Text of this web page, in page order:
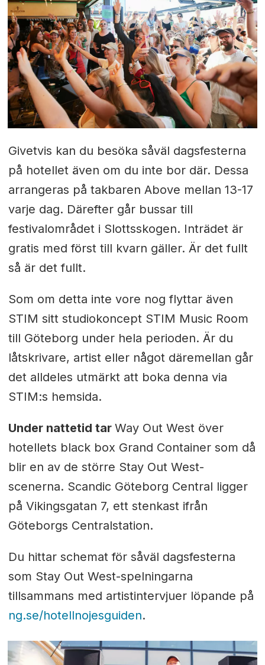
Givetvis kan du besöka såväl dagsfesterna
på hotellet även om du inte bor där. Dessa
arrangeras på takbaren Above mellan 13-17
varje dag. Därefter går bussar till
festivalområdet i Slottsskogen. Inträdet är
gratis med först till kvarn gäller. Är det fullt
så är det fullt.
Som om detta inte vore nog flyttar även
STIM sitt studiokoncept STIM Music Room
till Göteborg under hela perioden. Är du
låtskrivare, artist eller något däremellan går
det alldeles utmärkt att boka denna via
STIM:s hemsida.
Under nattetid tar Way Out West över
hotellets black box Grand Container som då
blir en av de större Stay Out West-
scenerna. Scandic Göteborg Central ligger
på Vikingsgatan 7, ett stenkast ifrån
Göteborgs Centralstation.
Du hittar schemat för såväl dagsfesterna
som Stay Out West-spelningarna
tillsammans med artistintervjuer löpande på
ng.se/hotellnojesguiden.